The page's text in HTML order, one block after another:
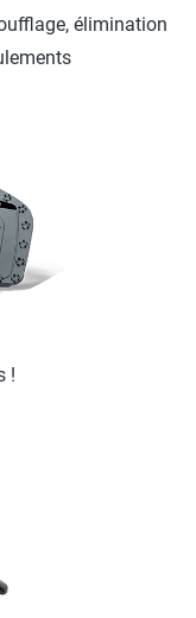
élimination
!